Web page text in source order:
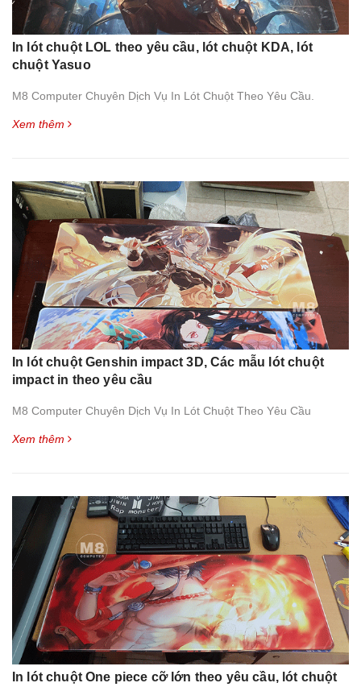
In lót chuột LOL theo yêu cầu, lót chuột KDA, lót
chuột Yasuo
M8 Computer Chuyên Dịch Vụ In Lót Chuột Theo Yêu Cầu.
Xem thêm
In lót chuột Genshin impact 3D, Các mẫu lót chuột
impact in theo yêu cầu
M8 Computer Chuyên Dịch Vụ In Lót Chuột Theo Yêu Cầu
Xem thêm
In lót chuột One piece cỡ lớn theo yêu cầu, lót chuột